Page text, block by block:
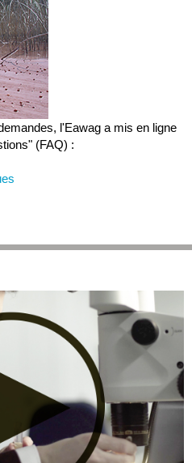
l'Eawag a mis en ligne
(FAQ) :